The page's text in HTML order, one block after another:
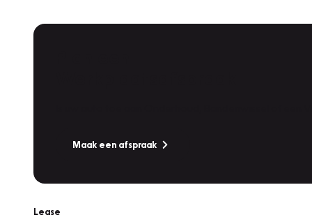
Maak een afspraak
Lease